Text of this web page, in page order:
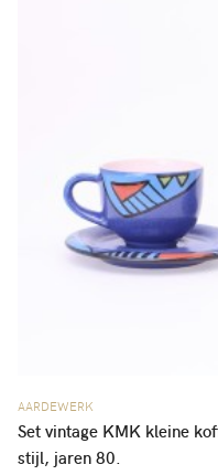
AARDEWERK
Set vintage KMK kleine
stijl, jaren 80.